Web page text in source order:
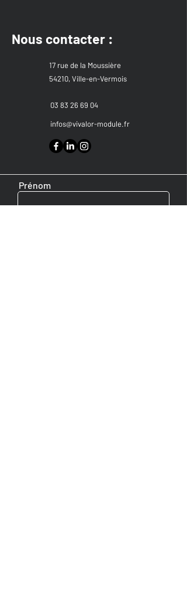
Nous contacter :
17 rue de la Moussière
54210, Ville-en-Vermois
03 83 26 69 04
infos@vivalor-module.fr
Prénom